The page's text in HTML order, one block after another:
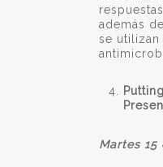
además
se
Martes 15